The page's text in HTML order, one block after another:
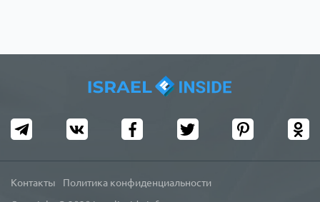
Контакты Политика конфиденциальности